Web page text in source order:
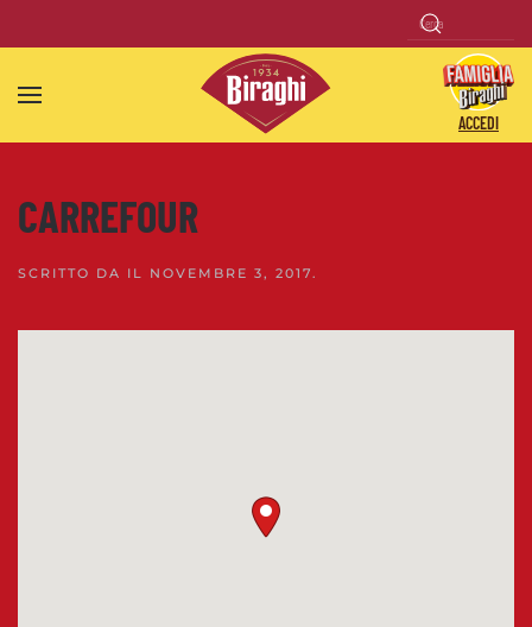
Skip to main content
ACCEDI
CARREFOUR
SCRITTO DA IL NOVEMBRE 3, 2017.